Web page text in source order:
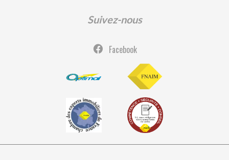
Suivez-nous
Facebook